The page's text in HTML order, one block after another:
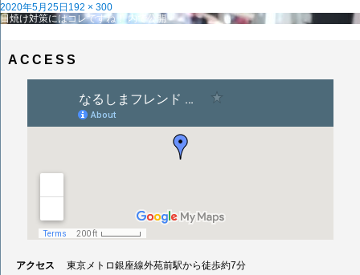
投
稿
2020年5月25日 フ
ル
192 × 300
投
ゲ
日焼け対策にはコレですね！ 内で公開
ACCESS
アクセス
東京メトロ銀座線外苑前駅から徒歩約7分